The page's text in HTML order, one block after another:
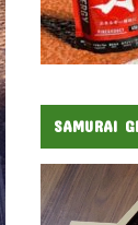
SAMURAI